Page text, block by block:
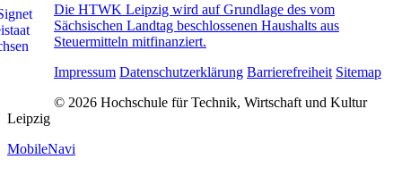
Die HTWK Leipzig wird auf Grundlage des vom
Sächsischen Landtag beschlossenen Haushalts aus
Steuermitteln mitfinanziert.
Impressum Datenschutzerklärung Barrierefreiheit Sitemap
© 2026 Hochschule für Technik, Wirtschaft und Kultur
Leipzig
MobileNavi